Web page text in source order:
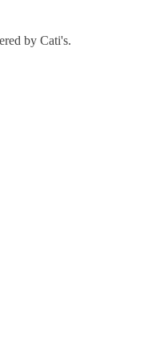
by Cati's.